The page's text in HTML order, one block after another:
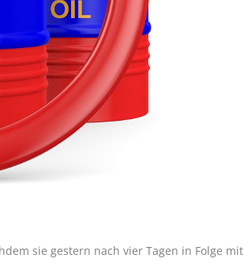
sie gestern nach vier Tagen in Folge mit